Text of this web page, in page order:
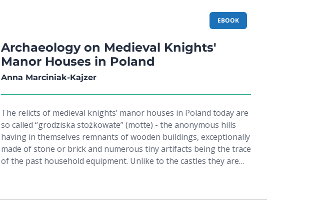
nie doczekał się wykończenia gmachu szkolnego. Uczynił zaś
szkołę kolonią Akademii Krakowskiej i stąd zwano ją też szkołą
akademicką, a nawet akademią.
EBOOK
Archaeology on Medieval Knights'
Manor Houses in Poland
Anna Marciniak-Kajzer
The relicts of medieval knights’ manor houses in Poland today are
so called “grodziska stożkowate” (motte) - the anonymous hills
having in themselves remnants of wooden buildings, exceptionally
made of stone or brick and numerous tiny artifacts being the trace
of the past household equipment. Unlike to the castles they are
to archaeological excavations carried on for half a century.